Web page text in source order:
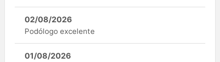
02/08/2026
Podólogo excelente
01/08/2026